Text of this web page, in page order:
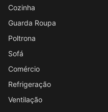
Cozinha
Guarda Roupa
Poltrona
Sofá
Comércio
Refrigeração
Ventilação